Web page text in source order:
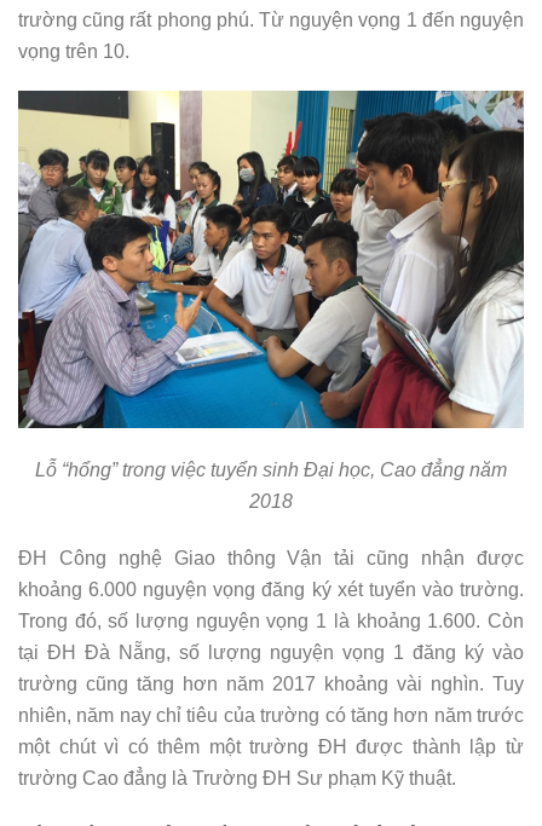
trường cũng rất phong phú. Từ nguyện vọng 1 đến nguyện
vọng trên 10.
Lỗ “hổng” trong việc tuyển sinh Đại học, Cao đẳng năm
2018
ĐH Công nghệ Giao thông Vận tải cũng nhận được
khoảng 6.000 nguyện vọng đăng ký xét tuyển vào trường.
Trong đó, số lượng nguyện vọng 1 là khoảng 1.600. Còn
tại ĐH Đà Nẵng, số lượng nguyện vọng 1 đăng ký vào
trường cũng tăng hơn năm 2017 khoảng vài nghìn. Tuy
nhiên, năm nay chỉ tiêu của trường có tăng hơn năm trước
một chút vì có thêm một trường ĐH được thành lập từ
trường Cao đẳng là Trường ĐH Sư phạm Kỹ thuật.